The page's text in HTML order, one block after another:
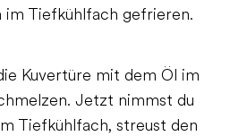
im Tiefkühlfach gefrieren.
Kuvertüre mit dem Öl im
Jetzt nimmst du
Tiefkühlfach, streust den